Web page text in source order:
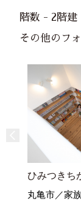
階数 - 2階建
その他のフ
ひみつきち
丸亀市／家